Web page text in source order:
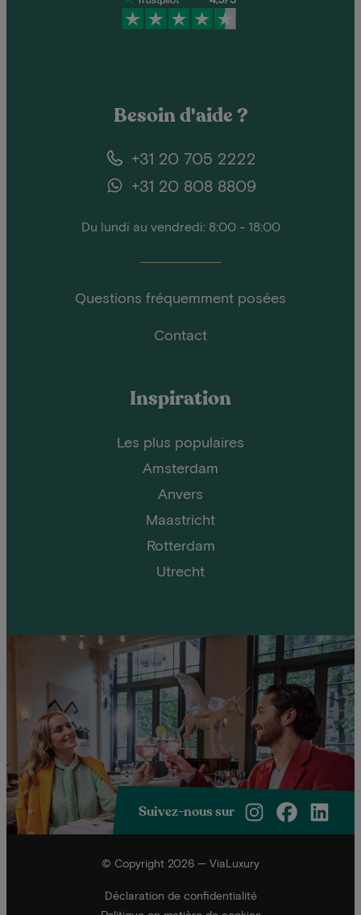
Besoin d'aide ?
+31 20 705 2222
+31 20 808 8809
Du lundi au vendredi: 8:00 - 18:00
Questions fréquemment posées
Contact
Inspiration
Les plus populaires
Amsterdam
Anvers
Maastricht
Rotterdam
Utrecht
Suivez-nous sur
© Copyright 2026 — ViaLuxury
Déclaration de confidentialité